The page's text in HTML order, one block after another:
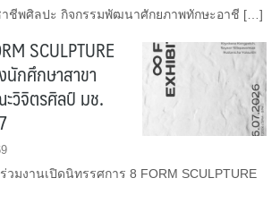
าชีพศิลปะ กิจกรรมพัฒนาศักยภาพทักษะอาชี […]
SCULPTURE
นักศึกษาสาขา
วิจิตรศิลป์ มช.
มงานเปิดนิทรรศการ 8 FORM SCULPTURE